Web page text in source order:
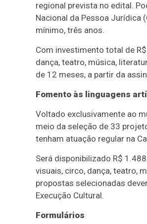
regional prevista no edital.
Nacional da Pessoa Jurídica
mínimo, três anos.
Com investimento total de
dança, teatro, música,
de 12 meses, a partir da
Fomento às linguagens
Voltado exclusivamente ao
meio da seleção de 33
tenham atuação regular na
Será disponibilizado R$
visuais, circo, dança, teatro,
propostas selecionadas
Execução Cultural.
Formulários